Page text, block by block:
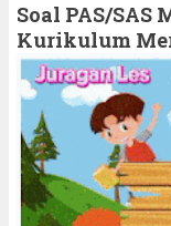
f
o
r
Soal PAS/SAS
Kurikulum